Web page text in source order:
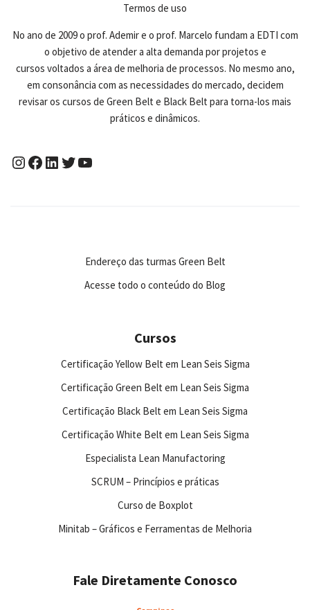
Termos de uso
No ano de 2009 o prof. Ademir e o prof. Marcelo fundam a EDTI com
o objetivo de atender a alta demanda por projetos e
cursos voltados a área de melhoria de processos. No mesmo ano,
em consonância com as necessidades do mercado, decidem
revisar os cursos de Green Belt e Black Belt para torna-los mais
práticos e dinâmicos.
Endereço das turmas Green Belt
Acesse todo o conteúdo do Blog
Cursos
Certificação Yellow Belt em Lean Seis Sigma
Certificação Green Belt em Lean Seis Sigma
Certificação Black Belt em Lean Seis Sigma
Certificação White Belt em Lean Seis Sigma
Especialista Lean Manufactoring
SCRUM – Princípios e práticas
Curso de Boxplot
Minitab – Gráficos e Ferramentas de Melhoria
Fale Diretamente Conosco